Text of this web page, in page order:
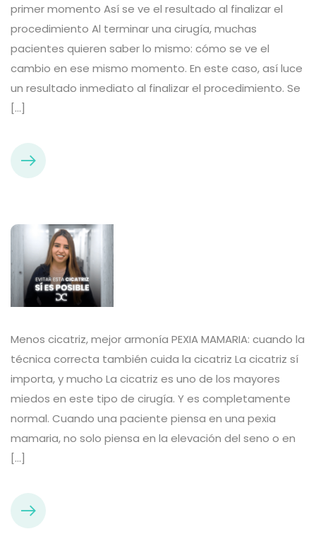
primer momento Así se ve el resultado al finalizar el
procedimiento Al terminar una cirugía, muchas
pacientes quieren saber lo mismo: cómo se ve el
cambio en ese mismo momento. En este caso, así luce
un resultado inmediato al finalizar el procedimiento. Se
[…]
Menos cicatriz, mejor armonía PEXIA MAMARIA: cuando la
técnica correcta también cuida la cicatriz La cicatriz sí
importa, y mucho La cicatriz es uno de los mayores
miedos en este tipo de cirugía. Y es completamente
normal. Cuando una paciente piensa en una pexia
mamaria, no solo piensa en la elevación del seno o en
[…]